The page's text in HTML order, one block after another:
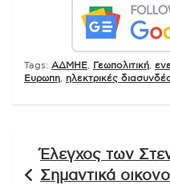
Tags: ΑΔΜΗΕ Γεωπολιτική
Ευρωπη
ηλεκτρικές
άρθρων
Έλεγχος των
Σημαντικά